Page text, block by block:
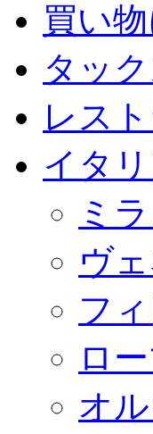
買い
タッ
レス
イタ
ミ
ヴ
フ
ロ
オ